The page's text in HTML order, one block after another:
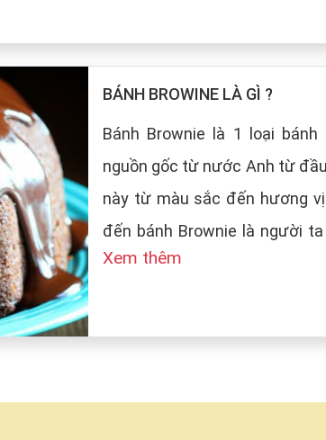
BÁNH BROWINE LÀ GÌ ?
Bánh Brownie là 1 loại
nguồn gốc từ nước Anh từ
này từ màu sắc đến hương
đến bánh Brownie là người
tên bánh là Brown (màu nâu)
Xem thêm